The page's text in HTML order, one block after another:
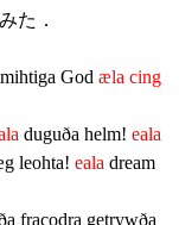
た．
God æla cing
duguða helm! eala
leohta! eala dream
fracodra getrywða